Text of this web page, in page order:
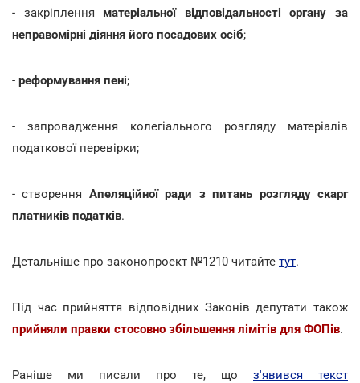
- закріплення матеріальної відповідальності органу за
неправомірні діяння його посадових осіб;
- реформування пені;
- запровадження колегіального розгляду матеріалів
податкової перевірки;
- створення Апеляційної ради з питань розгляду скарг
платників податків.
Детальніше про законопроект №1210 читайте тут.
Під час прийняття відповідних Законів депутати також
прийняли правки стосовно збільшення лімітів для ФОПів.
Раніше ми писали про те, що з'явився текст